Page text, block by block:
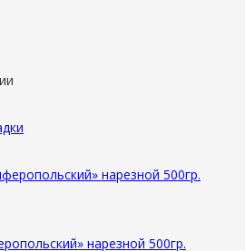
нарезной 500гр.